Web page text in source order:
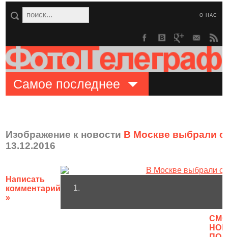
О НАС
Самое последнее
Изображение к новости В Москве выбрали
13.12.2016
Написать
комментарий
»
1.